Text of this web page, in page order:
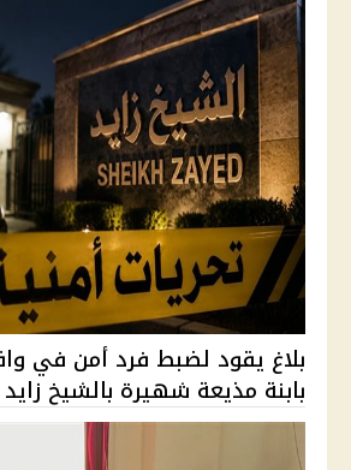
بلاغ يقود لضبط فرد أمن في
بابنة مذيعة شهيرة بالشيخ زايد